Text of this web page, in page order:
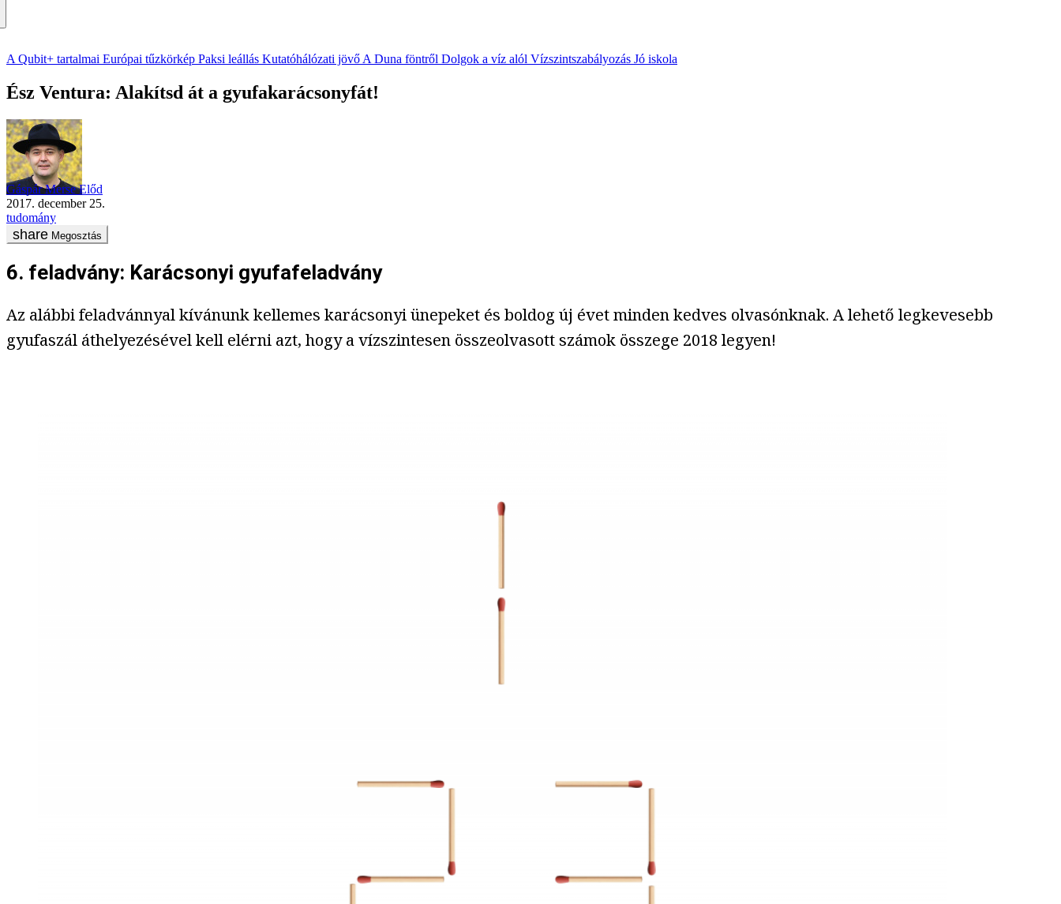
A Qubit+ tartalmai Európai tűzkörkép Paksi leállás Kutatóhálózati jövő A Duna föntről Dolgok a víz alól Vízszintszabályozás Jó iskola
Ész Ventura: Alakítsd át a gyufakarácsonyfát!
Gáspár Merse Előd
2017. december 25.
tudomány
Megosztás
6. feladvány: Karácsonyi gyufafeladvány
Az alábbi feladvánnyal kívánunk kellemes karácsonyi ünepeket és boldog új évet minden kedves olvasónknak. A lehető legkevesebb
gyufaszál áthelyezésével kell elérni azt, hogy a vízszintesen összeolvasott számok összege 2018 legyen!